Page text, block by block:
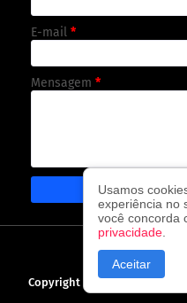
E-mail *
Mensagem *
CAPA CONTATO
Copyright © 2026O
Usamos
experiência no
você concorda
privacidade
Aceitar